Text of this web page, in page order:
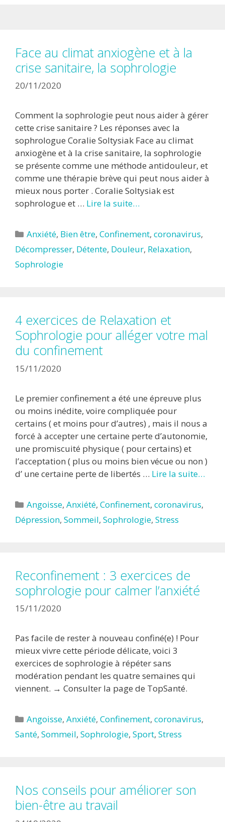
Face au climat anxiogène et à la
crise sanitaire, la sophrologie
20/11/2020
Comment la sophrologie peut nous aider à gérer
cette crise sanitaire ? Les réponses avec la
sophrologue Coralie Soltysiak Face au climat
anxiogène et à la crise sanitaire, la sophrologie
se présente comme une méthode antidouleur, et
comme une thérapie brève qui peut nous aider à
mieux nous porter . Coralie Soltysiak est
sophrologue et … Lire la suite…
Catégories
Anxiété, Bien être,Confinement,coronavirus,
Décompresser, Détente, Douleur, Relaxation,
Sophrologie
4 exercices de Relaxation et
Sophrologie pour alléger votre mal
du confinement
15/11/2020
Le premier confinement a été une épreuve plus
ou moins inédite, voire compliquée pour
certains ( et moins pour d’autres) , mais il nous a
forcé à accepter une certaine perte d’autonomie,
une promiscuité physique ( pour certains) et
l’acceptation ( plus ou moins bien vécue ou non )
d’ une certaine perte de libertés … Lire la suite…
Catégories
Angoisse,Anxiété,Confinement,coronavirus,
Dépression, Sommeil, Sophrologie, Stress
Reconfinement : 3 exercices de
sophrologie pour calmer l’anxiété
15/11/2020
Pas facile de rester à nouveau confiné(e) ! Pour
mieux vivre cette période délicate, voici 3
exercices de sophrologie à répéter sans
modération pendant les quatre semaines qui
viennent. → Consulter la page de TopSanté.
Catégories
Angoisse,Anxiété,Confinement,coronavirus,
Santé, Sommeil, Sophrologie, Sport, Stress
Nos conseils pour améliorer son
bien-être au travail